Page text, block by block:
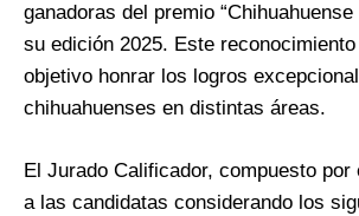
ganadoras del premio
su edición 2025. Este
objetivo honrar los logros
chihuahuenses en distintas áreas.
El Jurado Calificador, compuesto
a las candidatas considerando los